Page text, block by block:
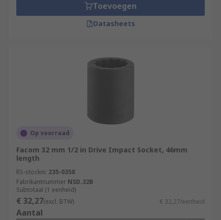
Toevoegen
Datasheets
Op voorraad
Facom 32 mm 1/2 in Drive Impact Socket, 46mm
length
RS-stocknr. 235-0358
Fabrikantnummer NSD.32B
Subtotaal (1 eenheid)
€ 32,27(excl. BTW) € 32,27/eenheid
Aantal